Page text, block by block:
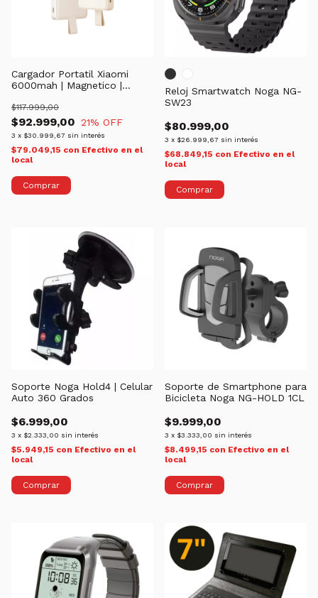
Cargador Portatil Xiaomi
6000mah | Magnetico |
$92.999,00
$117.999,00
21% OFF
3 x $30.999,67 sin interés
$79.049,15 con Efectivo en el
local
Reloj Smartwatch Noga NG-
SW23
$80.999,00
3 x $26.999,67 sin interés
$68.849,15 con Efectivo en el
local
Comprar
Soporte Noga Hold4 | Celular
Auto 360 Grados
$6.999,00
3 x $2.333,00 sin interés
$5.949,15 con Efectivo en el
local
Soporte de Smartphone para
Bicicleta Noga NG-HOLD 1CL
$9.999,00
3 x $3.333,00 sin interés
$8.499,15 con Efectivo en el
local